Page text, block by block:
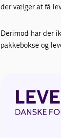
der vælger at få
Derimod har der
pakkebokse og